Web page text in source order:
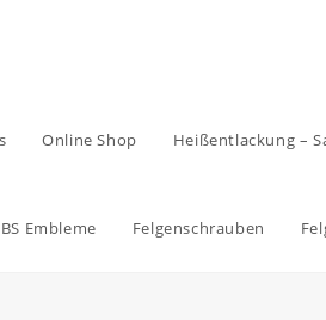
Online Shop Heißentlackung –
Embleme Felgenschrauben